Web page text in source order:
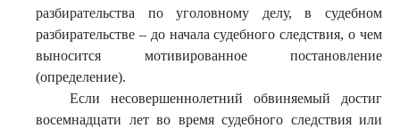
разбирательства по уголовному делу, в судебном
разбирательстве – до начала судебного следствия, о чем
выносится мотивированное постановление
(определение).
Если несовершеннолетний обвиняемый достиг
восемнадцати лет во время судебного следствия или